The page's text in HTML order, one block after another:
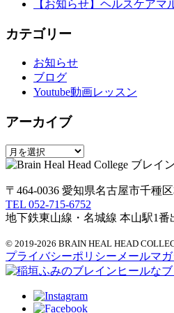
【お知らせ】ヘルスケア
カテゴリー
お知らせ
ブログ
Youtube動画レッスン
アーカイブ
〒464-0036 愛知県名古屋市千種
TEL 052-715-6752
地下鉄東山線・名城線 本山駅1番
© 2019-2026 BRAIN HEAL HEAD
プライバシーポリシー メールマ